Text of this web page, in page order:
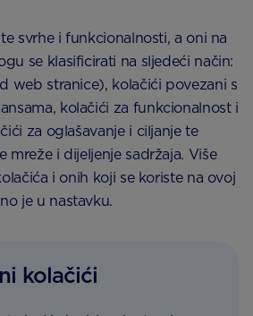
svrhe i funkcionalnosti, a oni na
se klasificirati na sljedeći način:
web stranice), kolačići povezani s
kolačići za funkcionalnost i
za oglašavanje i ciljanje te
mreže i dijeljenje sadržaja. Više
i onih koji se koriste na ovoj
je u nastavku.
kolačići